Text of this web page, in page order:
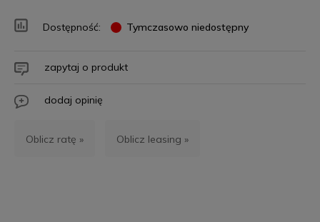
Dostępność: Tymczasowo niedostępny
zapytaj o produkt
dodaj opinię
Oblicz ratę » Oblicz leasing »